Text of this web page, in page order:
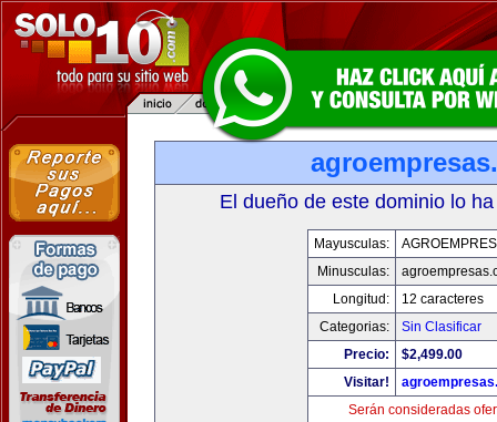
El dueño de este dominio lo
Mayusculas:
Minusculas:
Longitud:
12 caracteres
Categorias:
Sin Clasificar
Precio:
$2,499.00
Visitar!
Serán consideradas